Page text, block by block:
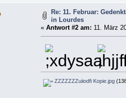
Re: 11. Februar:
in Lourdes
« Antwort #2 am: 11. März
ZZZZZZZuiiodfi Kopie.jpg